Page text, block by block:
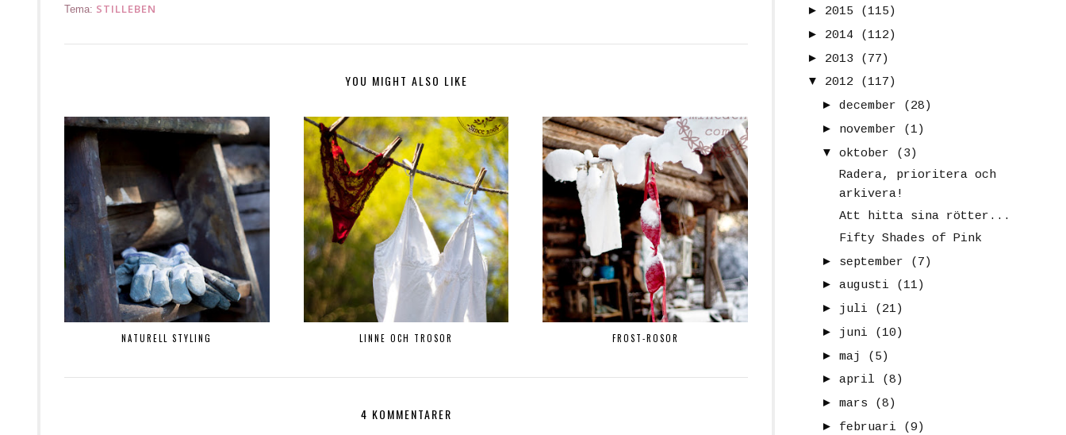
Tema: STILLEBEN
YOU MIGHT ALSO LIKE
NATURELL STYLING LINNE OCH TROSOR FROST-ROSOR
4 KOMMENTARER
► 2015
(115)
► 2014
(112)
► 2013
(77)
▼
2012
(117)
► december
(28)
► november
(1)
▼
oktober
(3)
Radera, prioritera och
arkivera!
Att hitta sina rötter...
Fifty Shades of Pink
► september
(7)
► augusti
(11)
► juli
(21)
► juni
(10)
► maj
(5)
► april
(8)
► mars
(8)
► februari
(9)